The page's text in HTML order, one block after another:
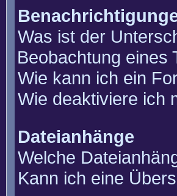
Was ist der
Beobachtung eines
Wie kann ich ein
Wie deaktiviere ich
Dateianhänge
Welche
Kann ich eine